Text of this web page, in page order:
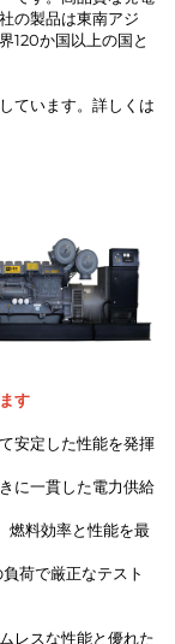
の製品は東南アジ
120か国以上の国と
ています。詳しくは
す
安定した性能を発揮
に一貫した電力供給
燃料効率と性能を最
荷で厳正なテスト
レスな性能と優れた